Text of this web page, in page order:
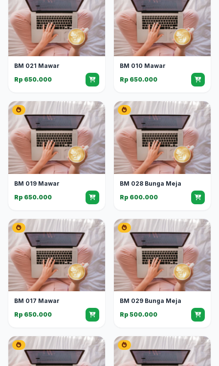
BM 021 Mawar
Rp 650.000
BM 010 Mawar
Rp 650.000
BM 019 Mawar
Rp 650.000
BM 028 Bunga Meja
Rp 600.000
BM 017 Mawar
Rp 650.000
BM 029 Bunga Meja
Rp 500.000